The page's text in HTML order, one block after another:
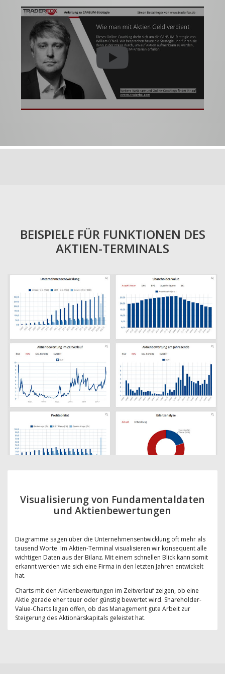
BEISPIELE FÜR FUNKTIONEN DES
AKTIEN-TERMINALS
Visualisierung von Fundamentaldaten
und Aktienbewertungen
Diagramme sagen über die Unternehmensentwicklung oft mehr als
tausend Worte. Im Aktien-Terminal visualisieren wir konsequent alle
wichtigen Daten aus der Bilanz. Mit einem schnellen Blick kann somit
erkannt werden wie sich eine Firma in den letzten Jahren entwickelt
hat.
Charts mit den Aktienbewertungen im Zeitverlauf zeigen, ob eine
Aktie gerade eher teuer oder günstig bewertet wird. Shareholder-
Value-Charts legen offen, ob das Management gute Arbeit zur
Steigerung des Aktionärskapitals geleistet hat.